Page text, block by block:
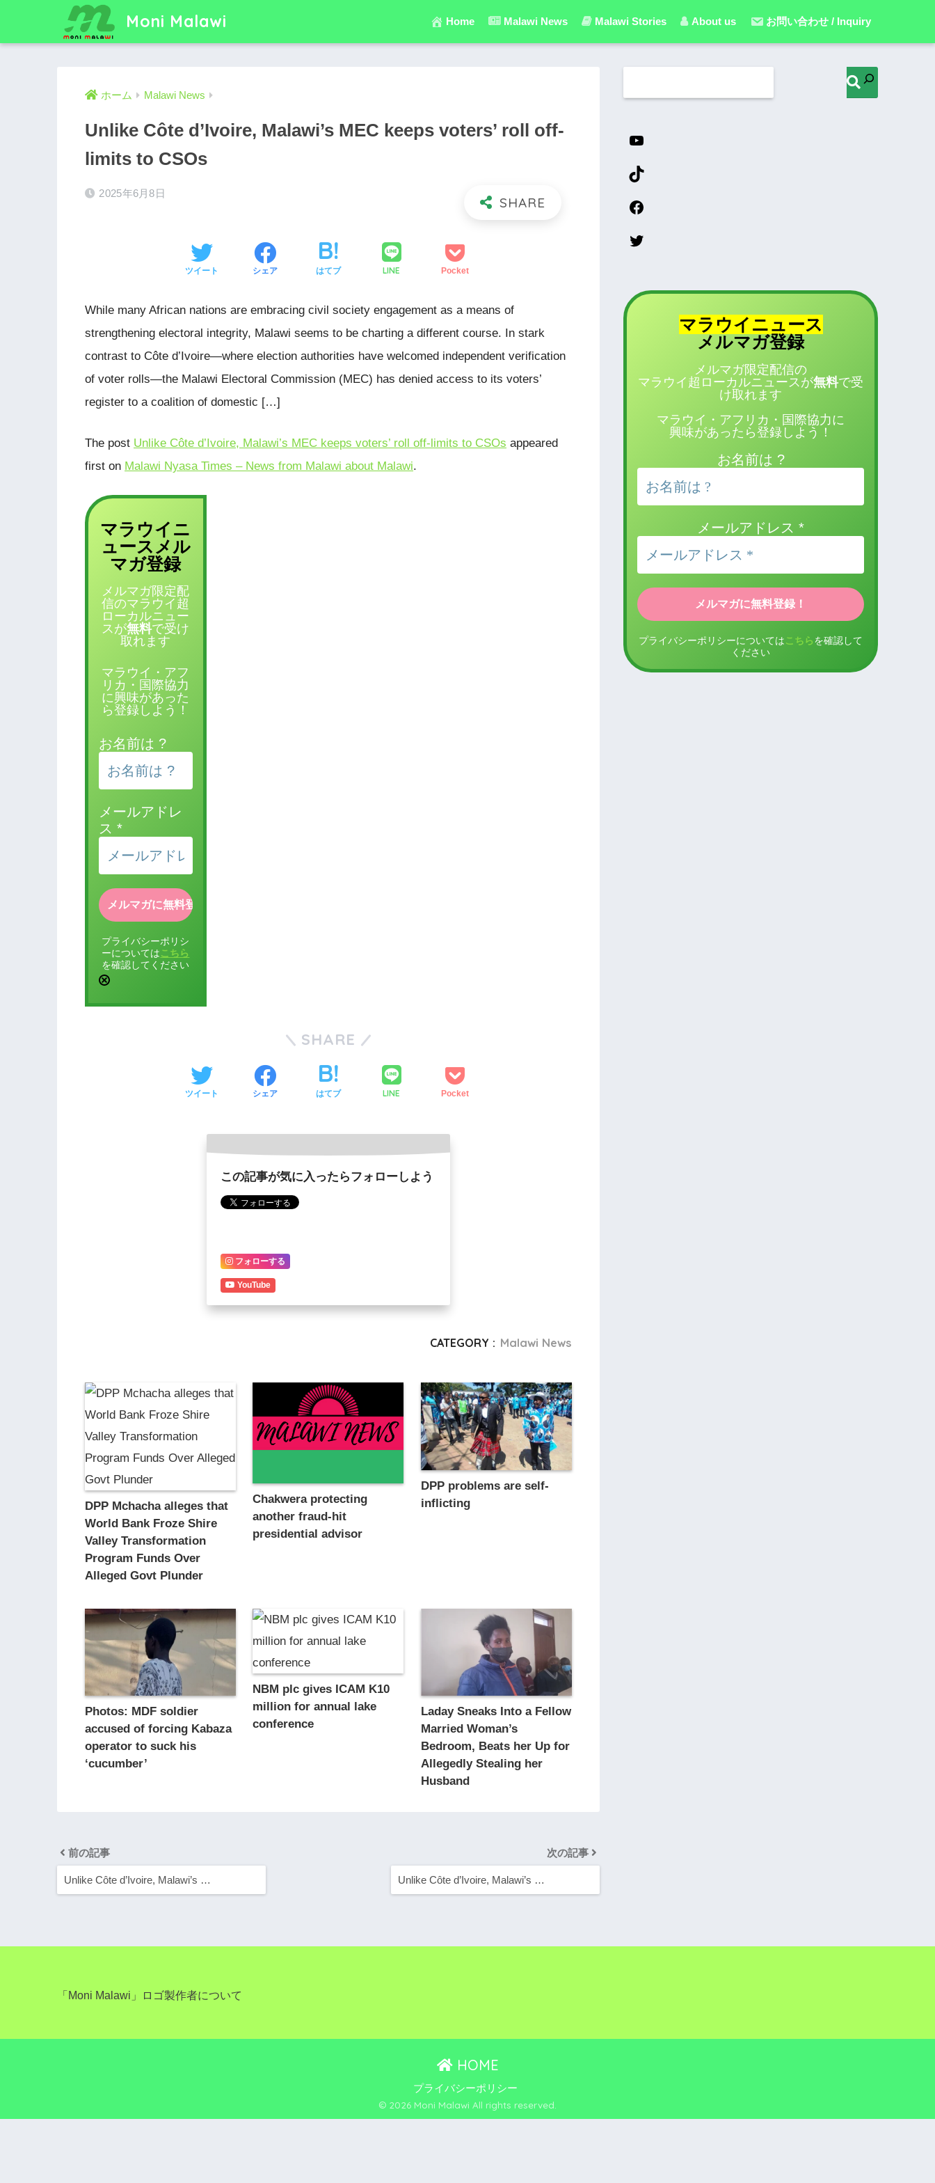
Moni Malawi Home Malawi News Malawi Stories About us お問い合わせ / Inquiry
ホーム Malawi News
Unlike Côte d’Ivoire, Malawi’s MEC keeps voters’ roll off-
limits to CSOs
2025年6月8日
ツイート シェア はてブ LINE Pocket
While many African nations are embracing civil society engagement as a means of
strengthening electoral integrity, Malawi seems to be charting a different course. In stark
contrast to Côte d’Ivoire—where election authorities have welcomed independent verification
of voter rolls—the Malawi Electoral Commission (MEC) has denied access to its voters’
register to a coalition of domestic […]
The post Unlike Côte d’Ivoire, Malawi’s MEC keeps voters’ roll off-limits to CSOs appeared
first on Malawi Nyasa Times – News from Malawi about Malawi.
マラウイニ
ュース メル
マガ登録
メルマガ限定配
信のマラウイ超
ローカルニュー
スが無料で受け
取れます
マラウイ・アフ
リカ・国際協力
に興味があった
ら登録しよう！
お名前は ?
メールアドレ
ス *
プライバシーポリシ
ーについては こちら
を確認してください
SHARE
ツイート シェア はてブ LINE Pocket
この記事が気に入ったらフォローしよう
フォローする
YouTube
CATEGORY : Malawi News
DPP Mchacha alleges that
World Bank Froze Shire
Valley Transformation
Program Funds Over
Alleged Govt Plunder
Chakwera protecting
another fraud-hit
presidential advisor
DPP problems are self-
inflicting
Photos: MDF soldier
accused of forcing Kabaza
operator to suck his
‘cucumber’
NBM plc gives ICAM K10
million for annual lake
conference
Laday Sneaks Into a Fellow
Married Woman’s
Bedroom, Beats her Up for
Allegedly Stealing her
Husband
前の記事
Unlike Côte d’Ivoire, Malawi’s …
次の記事
Unlike Côte d’Ivoire, Malawi’s …
マラウイニュース
メルマガ登録
メルマガ限定配信の
マラウイ超ローカルニュースが無料で受
け取れます
マラウイ・アフリカ・国際協力に
興味があったら登録しよう！
お名前は ?
メールアドレス*
プライバシーポリシーについては こちら を確認して
ください
「Moni Malawi」ロゴ製作者について
HOME
プライバシーポリシー
© 2026 Moni Malawi All rights reserved.